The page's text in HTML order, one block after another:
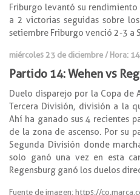
Friburgo levantó su
a 2 victorias seguidas sobre
setiembre Friburgo venció 2-3 a
miércoles 23 de diciembre / Hora:
Partido 14: Wehen vs
Duelo disparejo por la Copa de
Tercera División, división a la
Ahí ha ganado sus 4 recientes
de la zona de ascenso. Por su
Segunda División donde
solo ganó una vez en esta
Regensburg ganó los duelos
Fuente de imagen: https://